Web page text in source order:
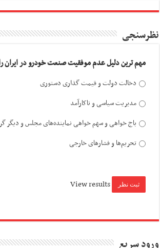
نظرسنجی
مهم ترین دلیل عدم موفقیت صنعت خودرو در ایران
دخالت دولت و قیمت گذاری دستوری
مدیریت سیاسی و ناکارآمد
باج خواهی و سهم خواهی نماینده‌های مجلس و دیگر
تحریم‌ها و فشارهای خارجی
View results
ورود سریع